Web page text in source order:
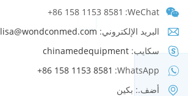
WeChat:
+86 158 1153 8581
البريد الإلكتروني: lisa@wondconmed.com
سكايب: chinamedequipment
WhatsApp:
+86 158 1153 8581
أضف.: بكين